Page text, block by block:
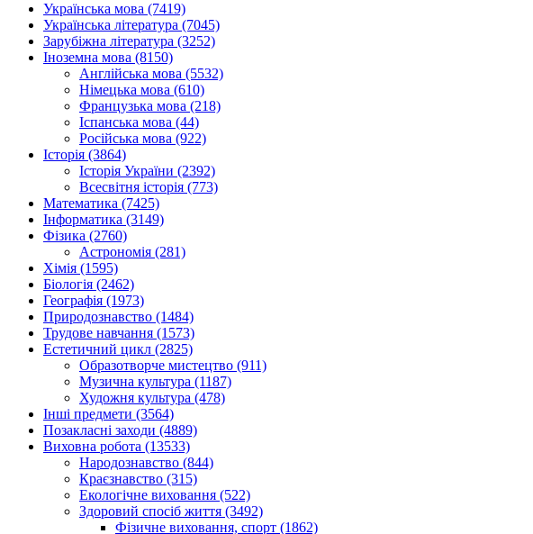
Українська мова (7419)
Українська література (7045)
Зарубіжна література (3252)
Іноземна мова (8150)
Англійська мова (5532)
Німецька мова (610)
Французька мова (218)
Іспанська мова (44)
Російська мова (922)
Історія (3864)
Історія України (2392)
Всесвітня історія (773)
Математика (7425)
Інформатика (3149)
Фізика (2760)
Астрономія (281)
Хімія (1595)
Біологія (2462)
Географія (1973)
Природознавство (1484)
Трудове навчання (1573)
Естетичний цикл (2825)
Образотворче мистецтво (911)
Музична культура (1187)
Художня культура (478)
Інші предмети (3564)
Позакласні заходи (4889)
Виховна робота (13533)
Народознавство (844)
Краєзнавство (315)
Екологічне виховання (522)
Здоровий спосіб життя (3492)
Фізичне виховання, спорт (1862)